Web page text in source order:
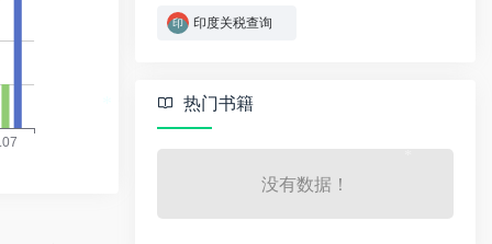
印度关税查询
热门书籍
没有数据！